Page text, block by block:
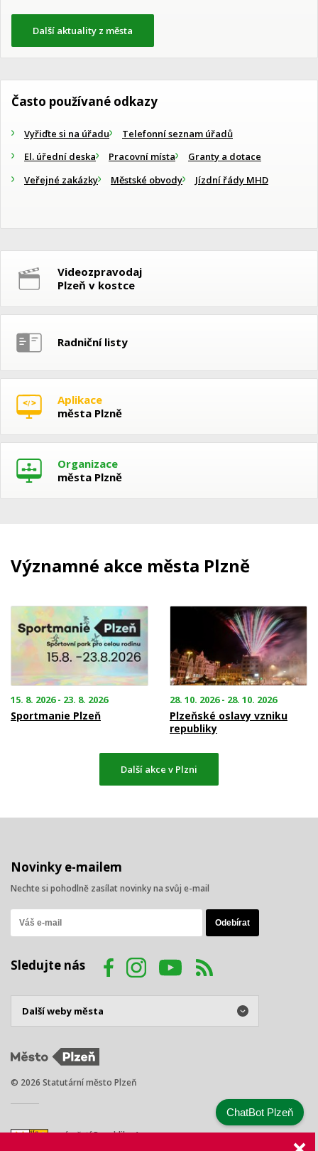
Další aktuality z města
Často používané odkazy
Vyřiďte si na úřadu
Telefonní seznam úřadů
El. úřední deska
Pracovní místa
Granty a dotace
Veřejné zakázky
Městské obvody Jízdní řády MHD
Videozpravodaj
Plzeň v kostce
Radniční listy
Aplikace
města Plzně
Organizace
města Plzně
Významné akce města Plzně
15. 8. 2026 - 23. 8. 2026
Sportmanie Plzeň
28. 10. 2026 - 28. 10. 2026
Plzeňské oslavy vzniku
republiky
Další akce v Plzni
Novinky e-mailem
Nechte si pohodlně zasílat novinky na svůj e-mail
Sledujte nás
© 2026 Statutární město Plzeň
náměstí Republiky 1
ChatBot Plzeň